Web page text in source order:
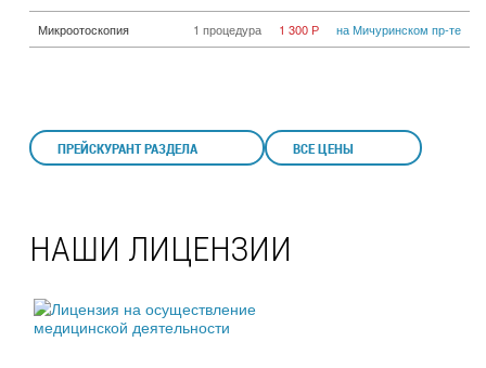
Микроотоскопия 1 процедура 1 300 Р на Мичуринском пр-те
ВСЕ ЦЕНЫ
ПРЕЙСКУРАНТ РАЗДЕЛА
НАШИ ЛИЦЕНЗИИ